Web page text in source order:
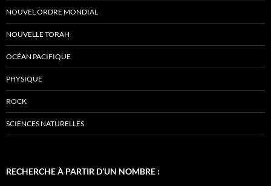
NOUVEL ORDRE MONDIAL
NOUVELLE TORAH
OCÉAN PACIFIQUE
PHYSIQUE
ROCK
SCIENCES NATURELLES
RECHERCHE À PARTIR D’UN NOMBRE :